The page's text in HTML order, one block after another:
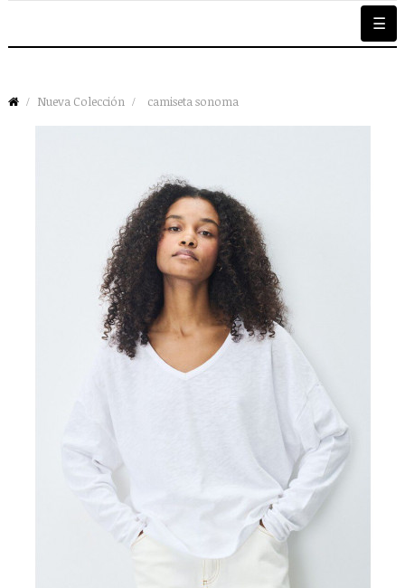
de
☰
Nueva Colección camiseta sonoma